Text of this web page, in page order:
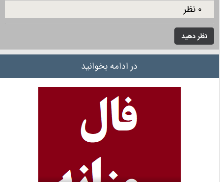
0 نظر
نظر دهید
در ادامه بخوانید